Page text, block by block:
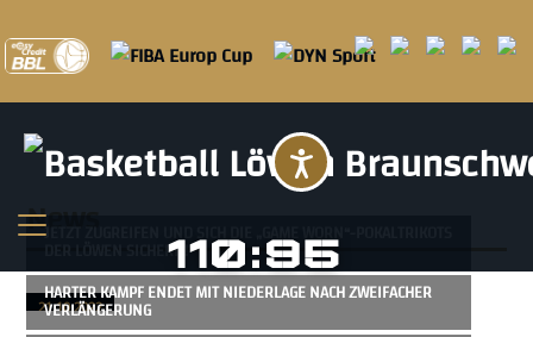
News
21.10.2022
JETZT ZUGREIFEN UND SICH DIE „GAME WORN“-POKALTRIKOTS
DER LÖWEN SICHERN!110:95
HARTER KAMPF ENDET MIT NIEDERLAGE NACH ZWEIFACHER
VERLÄNGERUNG